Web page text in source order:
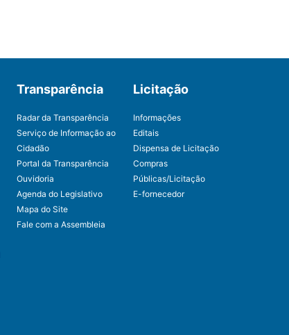
Transparência
Radar da Transparência
Serviço de Informação ao
Cidadão
Portal da Transparência
Ouvidoria
Agenda do Legislativo
Mapa do Site
Fale com a Assembleia
Licitação
Informações
Editais
Dispensa de Licitação
Compras
Públicas/Licitação
E-fornecedor